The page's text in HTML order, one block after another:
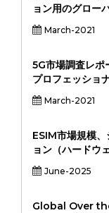
ョン用のグロー
March-2021
5G市場調査レ
プロフェッショ
March-2021
ESIM市場規模
ョン（ハードウ
クリプション管
リケーション（
ドユーザー（消
June-2025
Global Over